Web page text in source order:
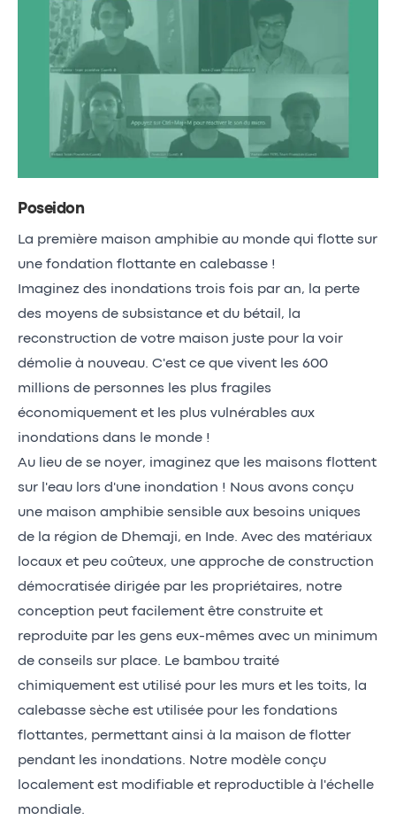
Poseidon
La première maison amphibie au monde qui flotte sur
une fondation flottante en calebasse !
Imaginez des inondations trois fois par an, la perte
des moyens de subsistance et du bétail, la
reconstruction de votre maison juste pour la voir
démolie à nouveau. C'est ce que vivent les 600
millions de personnes les plus fragiles
économiquement et les plus vulnérables aux
inondations dans le monde !
Au lieu de se noyer, imaginez que les maisons flottent
sur l'eau lors d'une inondation ! Nous avons conçu
une maison amphibie sensible aux besoins uniques
de la région de Dhemaji, en Inde. Avec des matériaux
locaux et peu coûteux, une approche de construction
démocratisée dirigée par les propriétaires, notre
conception peut facilement être construite et
reproduite par les gens eux-mêmes avec un minimum
de conseils sur place. Le bambou traité
chimiquement est utilisé pour les murs et les toits, la
calebasse sèche est utilisée pour les fondations
flottantes, permettant ainsi à la maison de flotter
pendant les inondations. Notre modèle conçu
localement est modifiable et reproductible à l'échelle
mondiale.